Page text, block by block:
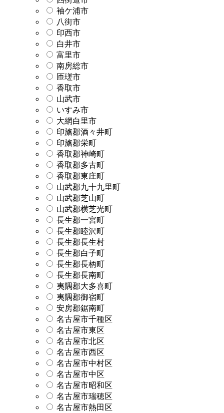
袖ケ浦市
八街市
印西市
白井市
富里市
南房総市
匝瑳市
香取市
山武市
いすみ市
大網白里市
印旛郡酒々井町
印旛郡栄町
香取郡神崎町
香取郡多古町
香取郡東庄町
山武郡九十九里町
山武郡芝山町
山武郡横芝光町
長生郡一宮町
長生郡睦沢町
長生郡長生村
長生郡白子町
長生郡長柄町
長生郡長南町
夷隅郡大多喜町
夷隅郡御宿町
安房郡鋸南町
名古屋市千種区
名古屋市東区
名古屋市北区
名古屋市西区
名古屋市中村区
名古屋市中区
名古屋市昭和区
名古屋市瑞穂区
名古屋市熱田区